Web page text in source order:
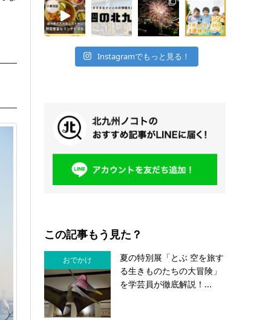
Instagramでもっと見る！
この記事もう見た？
おでかけ
夏の特別展「とぶ 空を旅す
る生きものたちの大冒険」
を学芸員が徹底解説！...